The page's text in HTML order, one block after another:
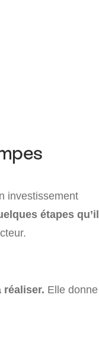
investissement
étapes qu’il
réaliser. Elle donne